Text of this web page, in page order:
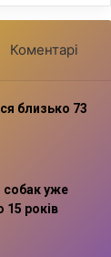
Коментарі
близько 73
собак уже
15 років